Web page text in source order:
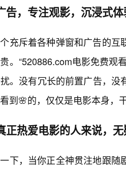
告，专注观影，沉浸式
充斥着各种弹窗和广告的互
。“520886.com电影免费观
。没有冗长的前置广告，
到🌸的，仅仅是电影本身，
正热爱电影的人来说，
下，当你正全神贯注地跟随